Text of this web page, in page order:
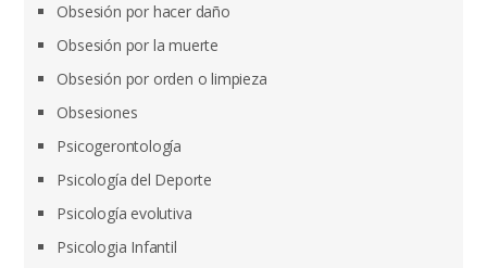
Obsesión por hacer daño
Obsesión por la muerte
Obsesión por orden o limpieza
Obsesiones
Psicogerontología
Psicología del Deporte
Psicología evolutiva
Psicologia Infantil